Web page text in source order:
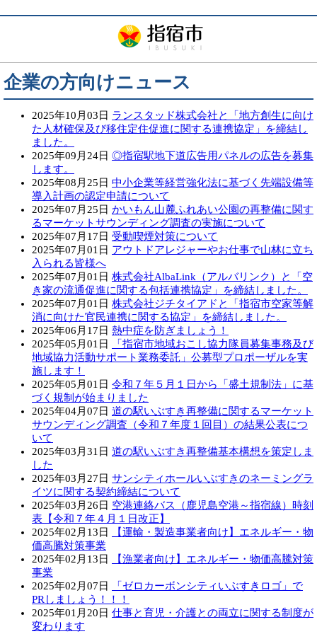
企業の方向けニュース
2025年10月03日 ランスタッド株式会社と「地方創生に向け
た人材確保及び移住定住促進に関する連携協定」を締結し
ました。
2025年09月24日 ◎指宿駅地下道広告用パネルの広告を募集
します。
2025年08月25日 中小企業等経営強化法に基づく先端設備等
導入計画の認定申請について
2025年07月25日 かいもん山麓ふれあい公園の再整備に関す
るマーケットサウンディング調査の実施について
2025年07月17日 受動喫煙対策について
2025年07月01日 アウトドアレジャーやお仕事で山林に立ち
入られる皆様へ
2025年07月01日 株式会社AlbaLink（アルバリンク）と「空
き家の流通促進に関する包括連携協定」を締結しました。
2025年07月01日 株式会社ジチタイアドと「指宿市空家等解
消に向けた官民連携に関する協定」を締結しました。
2025年06月17日 熱中症を防ぎましょう！
2025年05月01日
「指宿市地域おこし協力隊員募集事務及び
地域協力活動サポート業務委託」公募型プロポーザルを実
施します！
2025年05月01日 令和７年５月１日から「盛土規制法」に基
づく規制が始まりました
2025年04月07日 道の駅いぶすき再整備に関するマーケット
サウンディング調査（令和７年度１回目）の結果公表につ
いて
2025年03月31日 道の駅いぶすき再整備基本構想を策定しま
した
2025年03月27日 サンシティホールいぶすきのネーミングラ
イツに関する契約締結について
2025年03月26日 空港連絡バス（鹿児島空港～指宿線）時刻
表【令和７年４月１日改正】
2025年02月13日
【運輸・製造事業者向け】エネルギー・物
価高騰対策事業
2025年02月13日
【漁業者向け】エネルギー・物価高騰対策
事業
2025年02月07日
「ゼロカーボンシティいぶすきロゴ」で
PRしましょう！！！
2025年01月20日 仕事と育児・介護との両立に関する制度が
変わります